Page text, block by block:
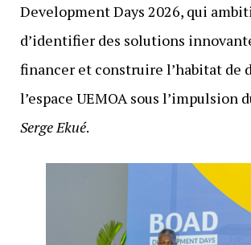
Development Days 2026, qui
d’identifier des solutions
financer et construire l’habitat de
l’espace UEMOA sous l’impulsion
Serge Ekué.